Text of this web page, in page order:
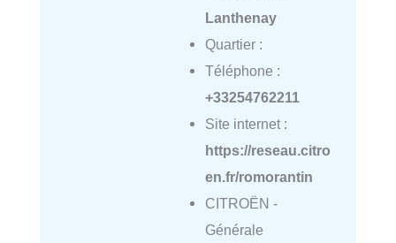
Lanthenay
Quartier :
Téléphone :
+33254762211
Site internet :
https://reseau.citro
en.fr/romorantin
CITROËN -
Générale